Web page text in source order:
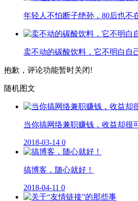
年轻人不怕断子绝孙，80后也不
卖不动的碳酸饮料，它不明白自
抱歉，评论功能暂时关闭!
随机图文
当你搞网络兼职赚钱，收益却很
2018-03-14 0
搞博客，随心就好！
2018-04-11 0